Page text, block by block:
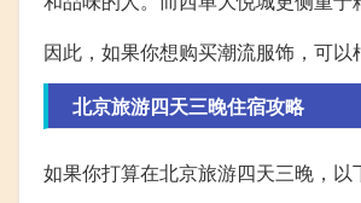
因此，如果你想购买潮流服饰，可以
北京旅游四天三晚住宿攻略
如果你打算在北京旅游四天三晚，以